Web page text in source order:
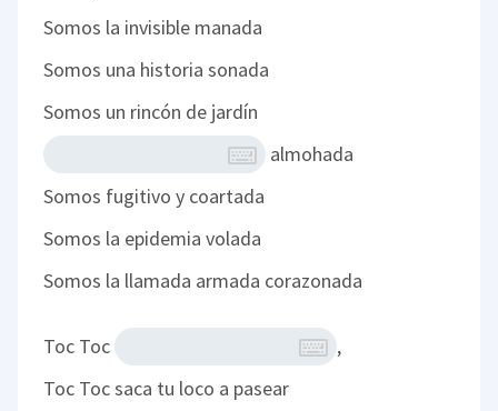
Somos la invisible manada
Somos una historia sonada
Somos un rincón de jardín
almohada
Somos fugitivo y coartada
Somos la epidemia volada
Somos la llamada armada corazonada
Toc Toc
,
Toc Toc saca tu loco a pasear